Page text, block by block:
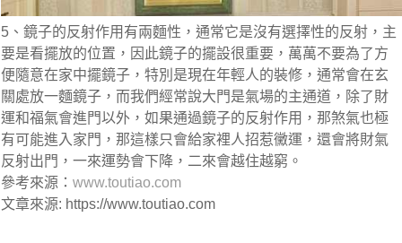
5、鏡子的反射作用有兩麵性，通常它是沒有選擇性的反射，主
要是看擺放的位置，因此鏡子的擺設很重要，萬萬不要為了方
便隨意在家中擺鏡子，特別是現在年輕人的裝修，通常會在玄
關處放一麵鏡子，而我們經常說大門是氣場的主通道，除了財
運和福氣會進門以外，如果通過鏡子的反射作用，那煞氣也極
有可能進入家門，那這樣只會給家裡人招惹黴運，還會將財氣
反射出門，一來運勢會下降，二來會越住越窮。
參考來源： www.toutiao.com
文章來源: https://www.toutiao.com